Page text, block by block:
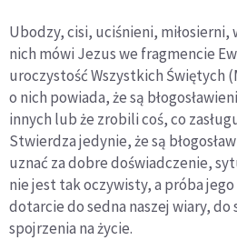
Ubodzy, cisi, uciśnieni, miłosierni,
nich mówi Jezus we fragmencie
uroczystość Wszystkich Świętych
o nich powiada, że są
innych lub że zrobili coś, co
Stwierdza jedynie, że są
uznać za dobre doświadczenie,
nie jest tak oczywisty, a próba
dotarcie do sedna naszej wiary, do
spojrzenia na życie.